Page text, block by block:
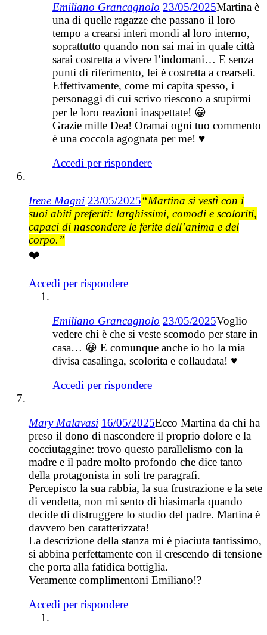
Emiliano Grancagnolo 23/05/2025Martina è
una di quelle ragazze che passano il loro
tempo a crearsi interi mondi al loro interno,
soprattutto quando non sai mai in quale città
sarai costretta a vivere l’indomani… E senza
punti di riferimento, lei è costretta a crearseli.
Effettivamente, come mi capita spesso, i
personaggi di cui scrivo riescono a stupirmi
per le loro reazioni inaspettate! 😀
Grazie mille Dea! Oramai ogni tuo commento
è una coccola agognata per me! ♥
Accedi per rispondere
Irene Magni 23/05/2025“Martina si vestì con i
suoi abiti preferiti: larghissimi, comodi e scoloriti,
capaci di nascondere le ferite dell’anima e del
corpo.”
❤️
Accedi per rispondere
Emiliano Grancagnolo 23/05/2025Voglio
vedere chi è che si veste scomodo per stare in
casa… 😀 E comunque anche io ho la mia
divisa casalinga, scolorita e collaudata! ♥
Accedi per rispondere
Mary Malavasi 16/05/2025Ecco Martina da chi ha
preso il dono di nascondere il proprio dolore e la
cocciutaggine: trovo questo parallelismo con la
madre e il padre molto profondo che dice tanto
della protagonista in soli tre paragrafi.
Percepisco la sua rabbia, la sua frustrazione e la sete
di vendetta, non mi sento di biasimarla quando
decide di distruggere lo studio del padre. Martina è
davvero ben caratterizzata!
La descrizione della stanza mi è piaciuta tantissimo,
si abbina perfettamente con il crescendo di tensione
che porta alla fatidica bottiglia.
Veramente complimentoni Emiliano!?
Accedi per rispondere